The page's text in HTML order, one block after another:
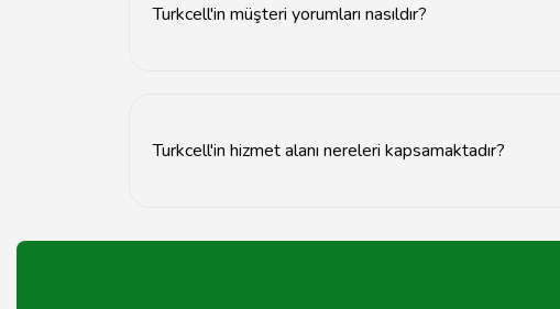
Turkcell'in müşteri yorumları nasıldır?
Turkcell'in hizmet alanı nereleri kapsamaktadır?